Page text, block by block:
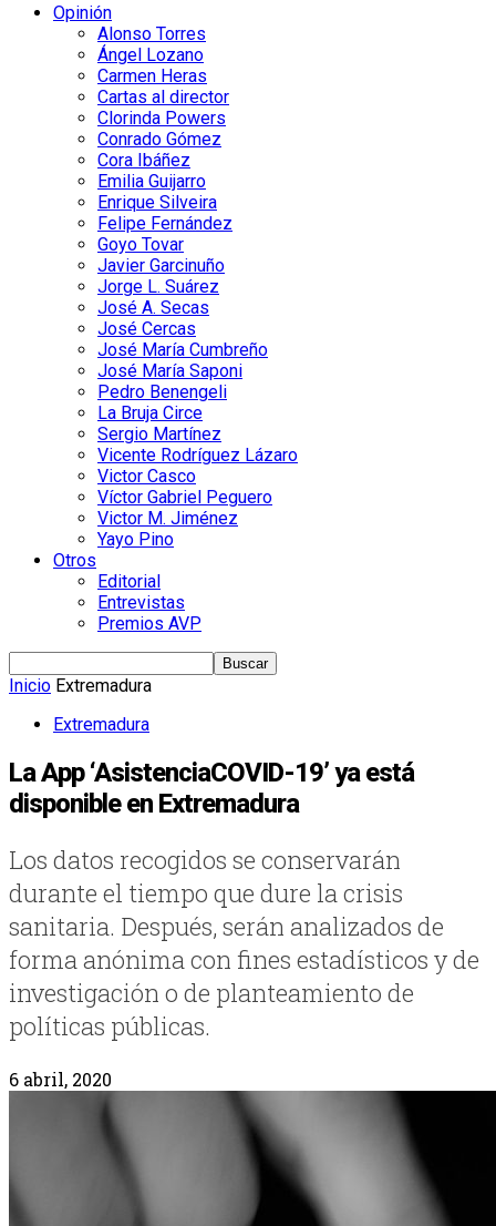
Opinión
Alonso Torres
Ángel Lozano
Carmen Heras
Cartas al director
Clorinda Powers
Conrado Gómez
Cora Ibáñez
Emilia Guijarro
Enrique Silveira
Felipe Fernández
Goyo Tovar
Javier Garcinuño
Jorge L. Suárez
José A. Secas
José Cercas
José María Cumbreño
José María Saponi
Pedro Benengeli
La Bruja Circe
Sergio Martínez
Vicente Rodríguez Lázaro
Victor Casco
Víctor Gabriel Peguero
Victor M. Jiménez
Yayo Pino
Otros
Editorial
Entrevistas
Premios AVP
Inicio Extremadura
Extremadura
La App ‘AsistenciaCOVID-19’ ya está
disponible en Extremadura
Los datos recogidos se conservarán
durante el tiempo que dure la crisis
sanitaria. Después, serán analizados de
forma anónima con fines estadísticos y de
investigación o de planteamiento de
políticas públicas.
6 abril, 2020